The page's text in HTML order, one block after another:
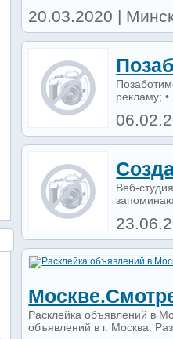
20.03.2020 |
рекламу;
Веб-
Расклейка объявлений в
объявлений в г. Москва.